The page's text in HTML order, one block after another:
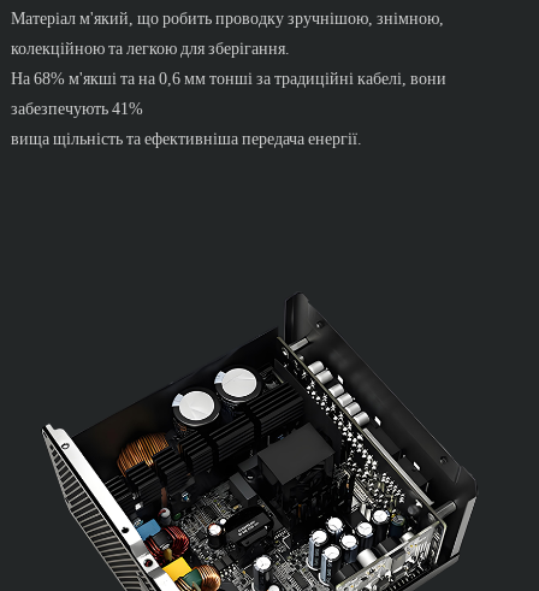
Матеріал м'який, що робить проводку зручнішою, знімною,
колекційною та легкою для зберігання.
На 68% м'якші та на 0,6 мм тонші за традиційні кабелі, вони
забезпечують 41%
вища щільність та ефективніша передача енергії.